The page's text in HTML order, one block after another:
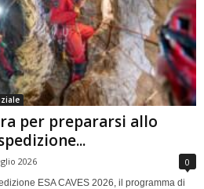
per prepararsi allo
2026 0
ESA CAVES 2026, il programma di